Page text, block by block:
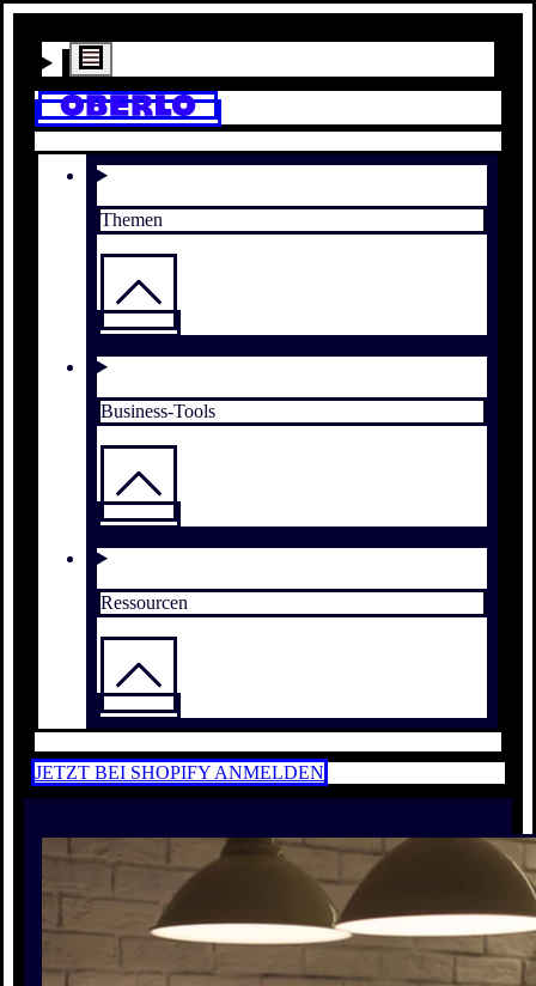
Themen
Business-Tools
Ressourcen
JETZT BEI SHOPIFY ANMELDEN